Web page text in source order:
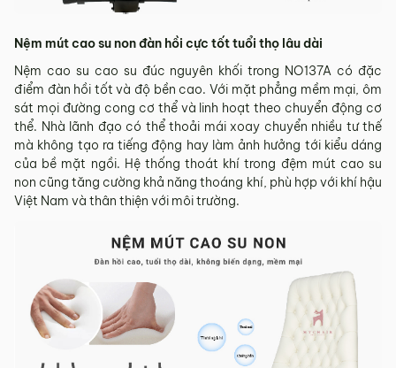
Nệm mút cao su non đàn hồi cực tốt tuổi thọ lâu dài
Nệm cao su cao su đúc nguyên khối trong NO137A có đặc
điểm đàn hồi tốt và độ bền cao. Với mặt phẳng mềm mại, ôm
sát mọi đường cong cơ thể và linh hoạt theo chuyển động cơ
thể. Nhà lãnh đạo có thể thoải mái xoay chuyển nhiều tư thế
mà không tạo ra tiếng động hay làm ảnh hưởng tới kiểu dáng
của bề mặt ngồi. Hệ thống thoát khí trong đệm mút cao su
non cũng tăng cường khả năng thoáng khí, phù hợp với khí hậu
Việt Nam và thân thiện với môi trường.